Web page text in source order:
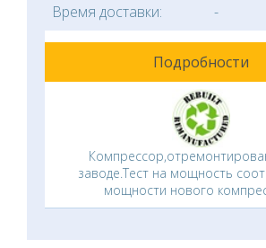
Время доставки:
-
Подробности
заводе.Тест на мощность
мощности нового